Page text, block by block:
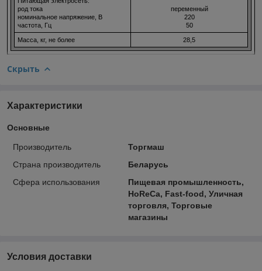
род тока
номинальное напряжение, В
частота, Гц
переменный
220
50
Масса, кг, не более 28,5
Скрыть
Характеристики
Основные
Производитель
Торгмаш
Страна производитель
Беларусь
Сфера использования
Пищевая промышленность,
HoReCa, Fast-food, Уличная
торговля, Торговые
магазины
Условия доставки